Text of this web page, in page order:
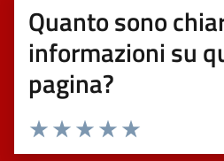
Quanto sono
informazioni su
pagina?
Valuta 5 stelle
Valuta 4 stelle su 5
Valuta 3 stelle su 5
Valuta 2 stelle su 5
Valuta 1 stelle su 5